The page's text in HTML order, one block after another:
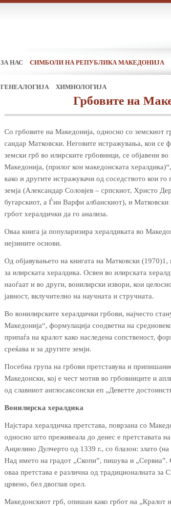
ЗА НАС СИМБОЛИ НА РЕПУБЛИКА МАКЕДОНИЈА
ГЕНЕАЛОГИЈА ХИМНОЛОГИЈА
Грбовите на
Со грбовите на Македонија, од­носно со земскиот
сандар Матковски. Неговите истражувања, кои се
земски грб во илирските грбовници, се објавени во
Македонија, (прилог кон ма­ке­донската
како и дру­гите истражувачи од соседството кои го
земја (Александар Соловјев – срп­скиот, Хрис­то
бугарскиот, а Ѓин Варфи албанскиот), и Матковски
грбот хералдички да го анализа.
Оваа книга ја популаризира хералдиката во
нејзините основи.
Од објавувањето на книгата на Матковски (1970)1,
за илир­ската хералдика. Освен во илир­ската
наоѓаат и во други, вонилирски извори, кои
јавност, вклучително на научната и стручната.
Во вонилирските хералдички гр­­бови, најчесто
Македонија“, форму­лација соод­ветна на
припаѓа на кралот како наследена сопственост,
среќава и за другите земји.
Посебна група на грбови прет­ставува и
Македонски, кој е чест мотив во грбовниците и
од славниот англо­саксонски еп „Деветте
Вонилирска хералдика
Најстара хералдичка претстава, поврзана со
односно што преживеала до денес е претставата
Анџелино Дулчерто од 1339 г., со блазон: злато (на
Над името на градот „Скопи”, пишува и „Сервиа”.
оваа претстава е различна од традиционалната за
црвено, бел двоглав орел.
Македонскиот грб, опишан како грбот на „Кралот